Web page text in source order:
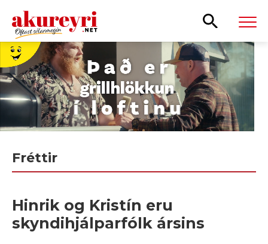
Leita
Fréttir
Hinrik og Kristín eru
skyndihjálparfólk ársins